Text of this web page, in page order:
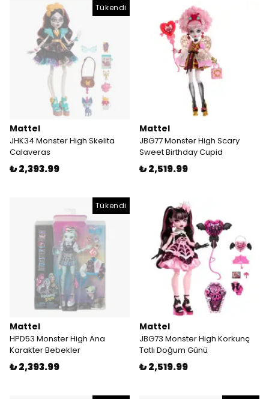
Tükendi
Mattel
JHK34 Monster High Skelita
Calaveras
₺ 2,393.99
Mattel
JBG77 Monster High Scary
Sweet Birthday Cupid
₺ 2,519.99
Tükendi
Mattel
HPD53 Monster High Ana
Karakter Bebekler
₺ 2,393.99
Mattel
JBG73 Monster High Korkunç
Tatlı Doğum Günü
₺ 2,519.99